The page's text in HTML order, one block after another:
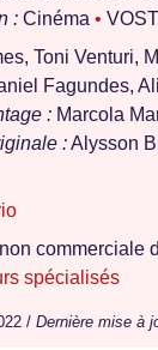
: Cinéma •
Toni Venturi,
Fagundes,
: Marcola
:Alysson
commerciale
spécialisés
/ Dernière mise à